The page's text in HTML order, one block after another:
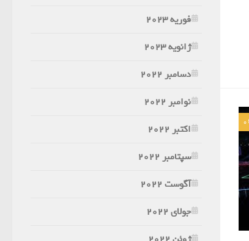
0
فوریه 2023
ژانویه 2023
دسامبر 2022
نوامبر 2022
اکتبر 2022
سپتامبر 2022
آگوست 2022
جولای 2022